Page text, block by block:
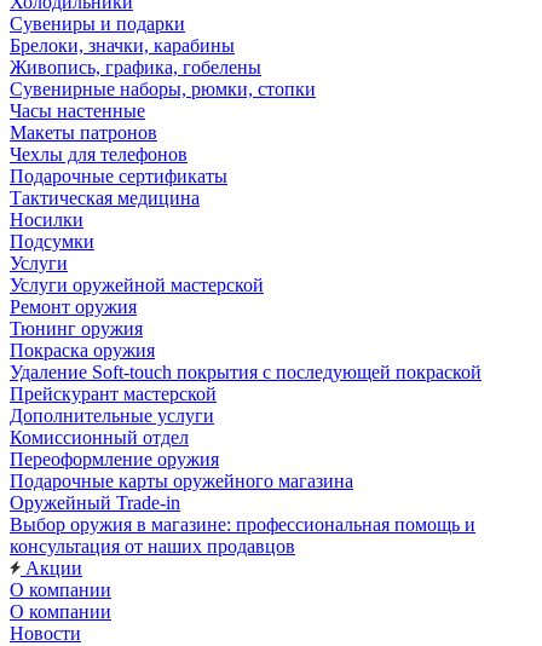
Сувениры и подарки
Брелоки, значки, карабины
Живопись, графика, гобелены
Сувенирные наборы, рюмки, стопки
Часы настенные
Макеты патронов
Чехлы для телефонов
Подарочные сертификаты
Тактическая медицина
Носилки
Подсумки
Услуги
Услуги оружейной мастерской
Ремонт оружия
Тюнинг оружия
Покраска оружия
Удаление Soft-touch покрытия с последующей покраской
Прейскурант мастерской
Дополнительные услуги
Комиссионный отдел
Переоформление оружия
Подарочные карты оружейного магазина
Оружейный Trade-in
Выбор оружия в магазине: профессиональная помощь и
консультация от наших продавцов
Акции
О компании
О компании
Новости